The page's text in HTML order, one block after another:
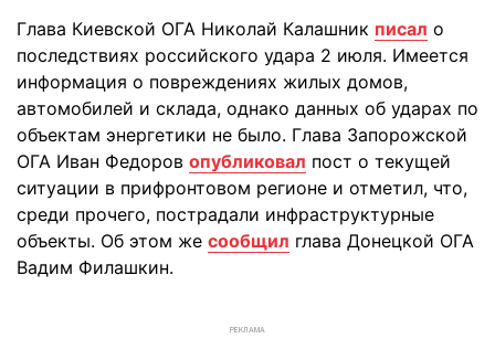
Глава Киевской ОГА Николай Калашник писал о
последствиях российского удара 2 июля. Имеется
информация о повреждениях жилых домов,
автомобилей и склада, однако данных об ударах по
объектам энергетики не было. Глава Запорожской
ОГА Иван Федоров опубликовал пост о текущей
ситуации в прифронтовом регионе и отметил, что,
среди прочего, пострадали инфраструктурные
объекты. Об этом же сообщил глава Донецкой ОГА
Вадим Филашкин.
РЕКЛАМА